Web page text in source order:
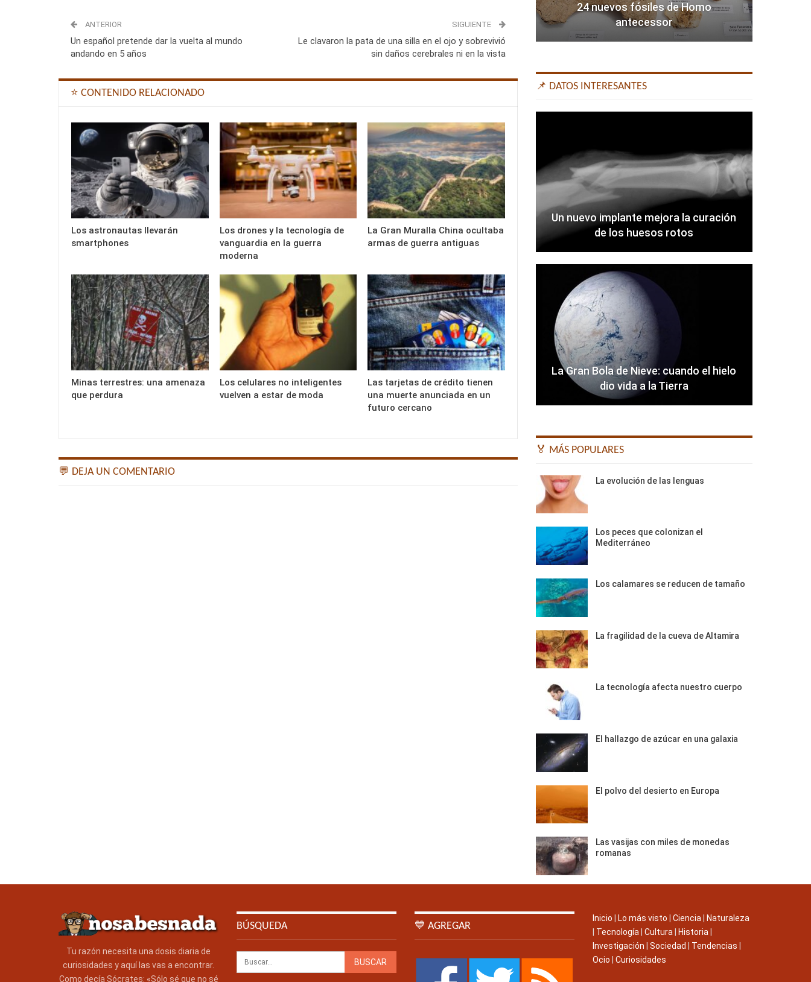
ANTERIOR
Un español pretende dar la vuelta al mundo
andando en 5 años
SIGUIENTE
Le clavaron la pata de una silla en el ojo y sobrevivió
sin daños cerebrales ni en la vista
⭐ CONTENIDO RELACIONADO
Los astronautas llevarán
smartphones
Los drones y la tecnología de
vanguardia en la guerra
moderna
La Gran Muralla China ocultaba
armas de guerra antiguas
Minas terrestres: una amenaza
que perdura
Los celulares no inteligentes
vuelven a estar de moda
Las tarjetas de crédito tienen
una muerte anunciada en un
futuro cercano
💬 DEJA UN COMENTARIO
24 nuevos fósiles de Homo
antecessor
📌 DATOS INTERESANTES
Un nuevo implante mejora la curación
de los huesos rotos
La Gran Bola de Nieve: cuando el hielo
dio vida a la Tierra
🏅 MÁS POPULARES
La evolución de las lenguas
Los peces que colonizan el
Mediterráneo
Los calamares se reducen de tamaño
La fragilidad de la cueva de Altamira
La tecnología afecta nuestro cuerpo
El hallazgo de azúcar en una galaxia
El polvo del desierto en Europa
Las vasijas con miles de monedas
romanas
Tu razón necesita una dosis diaria de
curiosidades y aquí las vas a encontrar.
Como decía Sócrates: «Sólo sé que no sé
BÚSQUEDA 💙 AGREGAR
Inicio Lo más visto Ciencia
Naturaleza
Tecnología Cultura Historia
Investigación
Sociedad Tendencias
Ocio
Curiosidades